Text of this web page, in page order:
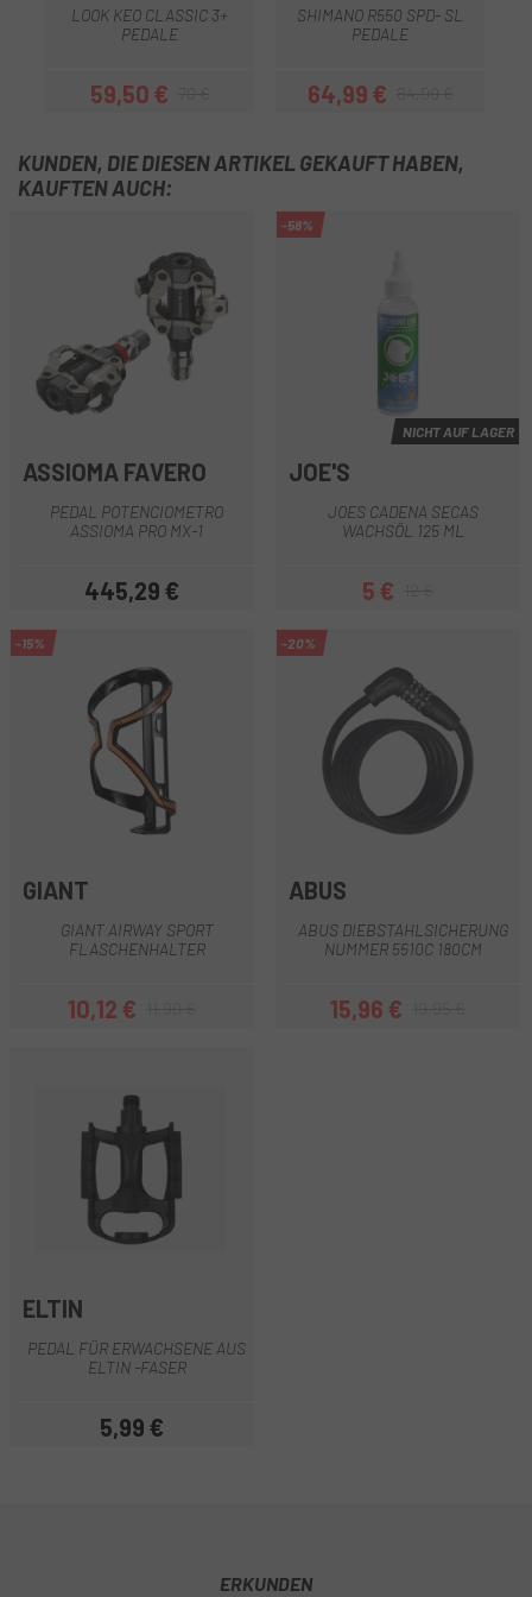
LOOK KEO CLASSIC 3+
PEDALE
Preis
59,50 €Regulärer Preis
SHIMANO R550 SPD- SL
PEDALE
Preis
64,99 €Regulärer Preis
KUNDEN, DIE DIESEN ARTIKEL GEKAUFT HABEN,
KAUFTEN AUCH:
ASSIOMA FAVERO
PEDAL POTENCIOMETRO
ASSIOMA PRO MX-1
Preis
445,29 €
-58%
NICHT AUF LAGER
JOE'S
JOES CADENA SECAS
WACHSÖL 125 ML
5 €
-15%
GIANT
GIANT AIRWAY SPORT
FLASCHENHALTER
Preis
10,12 €Regulärer Preis
-20%
ABUS
ABUS DIEBSTAHLSICHERUNG
NUMMER 5510C 180CM
Preis
15,96 €Regulärer Preis
ELTIN
PEDAL FÜR ERWACHSENE AUS
ELTIN -FASER
Preis
5,99 €
ERKUNDEN